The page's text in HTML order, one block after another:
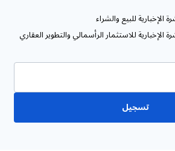
للبيع والشراء
للاستثمار الرأسمالي والتطوير العقاري
تسجيل